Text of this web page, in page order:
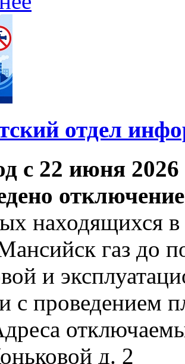
отдел
с 22 июня 2026
находящихся
газ до
и
с проведением
д. 2